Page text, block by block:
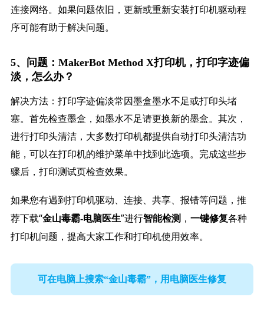
连接网络。如果问题依旧，更新或重新安装打印机驱动程
序可能有助于解决问题。
5、问题：MakerBot Method X打印机，打印字迹偏
淡，怎么办？
解决方法：打印字迹偏淡常因墨盒墨水不足或打印头堵
塞。首先检查墨盒，如墨水不足请更换新的墨盒。其次，
进行打印头清洁，大多数打印机都提供自动打印头清洁功
能，可以在打印机的维护菜单中找到此选项。完成这些步
骤后，打印测试页检查效果。
如果您有遇到打印机驱动、连接、共享、报错等问题，推
荐下载“金山毒霸-电脑医生”进行智能检测， 一键修复各种
打印机问题，提高大家工作和打印机使用效率。
可在电脑上搜索“金山毒霸”，用电脑医生修复